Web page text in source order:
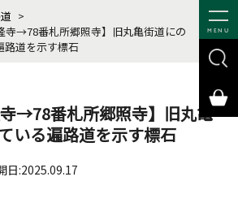
MENU
>
寺→78番札所郷照寺】旧丸亀街道にの
路道を示す標石
寺→78番札所郷照寺】旧丸亀
いる遍路道を示す標石
日:2025.09.17